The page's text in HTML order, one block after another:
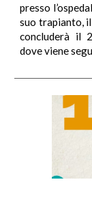
presso
suo trapianto,
concluderà il
dove viene